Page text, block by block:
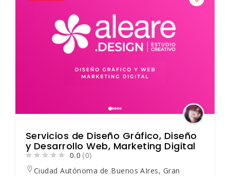
Servicios de Diseño Gráfico, Diseño
y Desarrollo Web, Marketing Digital
0.0 (0)
Ciudad Autónoma de Buenos AIres, Gran